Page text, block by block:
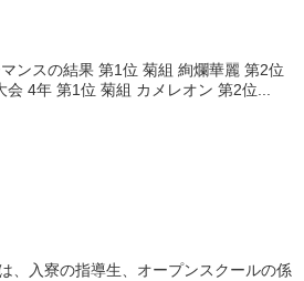
ンスの結果 第1位 菊組 絢爛華麗 第2位
4年 第1位 菊組 カメレオン 第2位...
、入寮の指導生、オープンスクールの係